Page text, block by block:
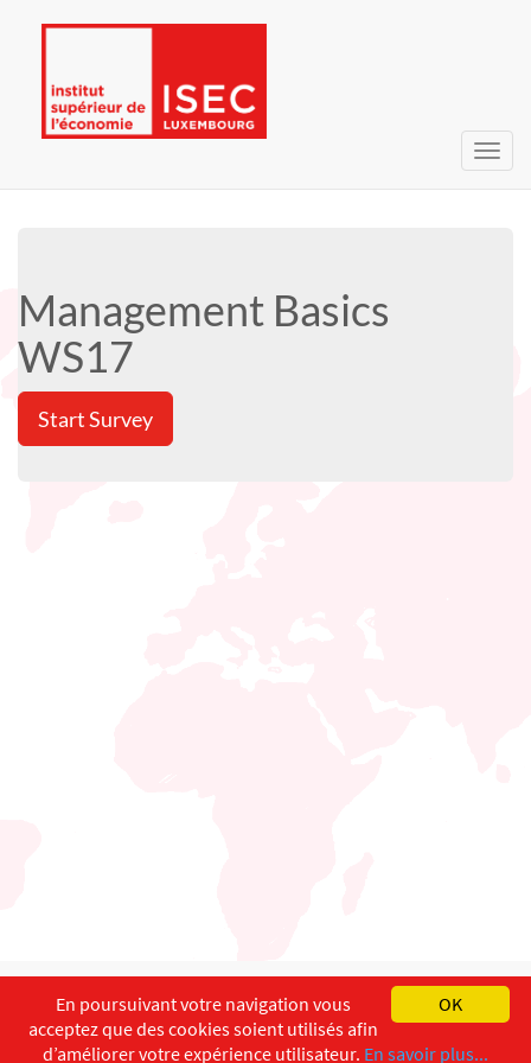
Management Basics
WS17
Start Survey
English Français
Copyright ©ISEC-AdW Impressum
OK
En poursuivant votre navigation vous
acceptez que des cookies soient utilisés afin
d’améliorer votre expérience utilisateur. En savoir plus...